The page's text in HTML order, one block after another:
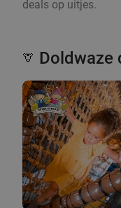
deals op uitjes.
🦒 Doldwaze